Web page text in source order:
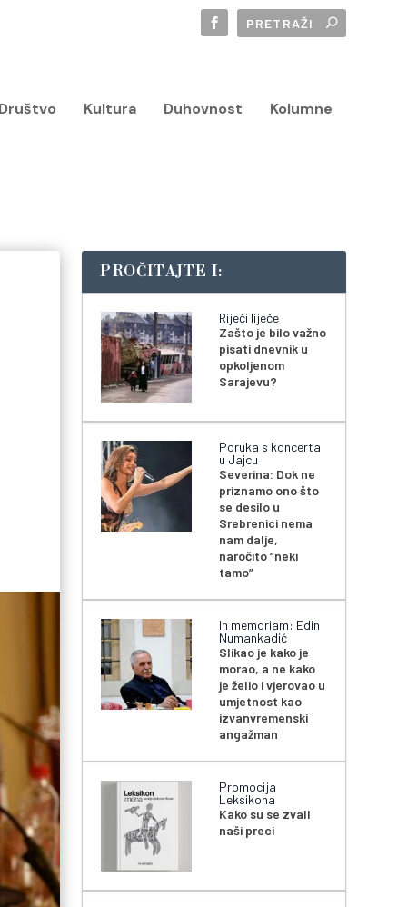
Kultura Duhovnost Kolumne
PROČITAJTE I:
Riječi liječe
Zašto je bilo važno
pisati dnevnik u
opkoljenom
Sarajevu?
Poruka s koncerta
u Jajcu
Severina: Dok ne
priznamo ono što
se desilo u
Srebrenici nema
nam dalje,
naročito “neki
tamo”
In memoriam: Edin
Numankadić
Slikao je kako je
morao, a ne kako
je želio i vjerovao u
umjetnost kao
izvanvremenski
angažman
Promocija
Leksikona
Kako su se zvali
naši preci